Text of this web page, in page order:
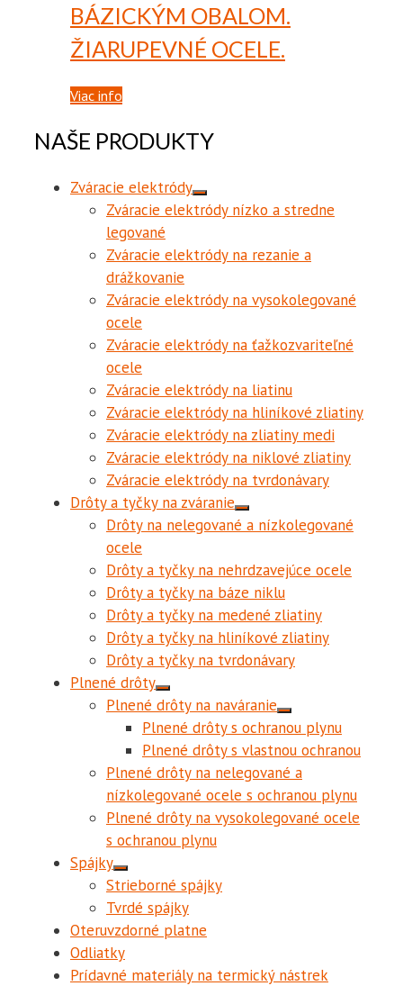
BÁZICKÝM OBALOM.
ŽIARUPEVNÉ OCELE.
Viac info
NAŠE PRODUKTY
Zváracie elektródy
Zváracie elektródy nízko a stredne
legované
Zváracie elektródy na rezanie a
drážkovanie
Zváracie elektródy na vysokolegované
ocele
Zváracie elektródy na ťažkozvariteľné
ocele
Zváracie elektródy na liatinu
Zváracie elektródy na hliníkové zliatiny
Zváracie elektródy na zliatiny medi
Zváracie elektródy na niklové zliatiny
Zváracie elektródy na tvrdonávary
Drôty a tyčky na zváranie
Drôty na nelegované a nízkolegované
ocele
Drôty a tyčky na nehrdzavejúce ocele
Drôty a tyčky na báze niklu
Drôty a tyčky na medené zliatiny
Drôty a tyčky na hliníkové zliatiny
Drôty a tyčky na tvrdonávary
Plnené drôty
Plnené drôty na naváranie
Plnené drôty s ochranou plynu
Plnené drôty s vlastnou ochranou
Plnené drôty na nelegované a
nízkolegované ocele s ochranou plynu
Plnené drôty na vysokolegované ocele
s ochranou plynu
Spájky
Strieborné spájky
Tvrdé spájky
Oteruvzdorné platne
Odliatky
Prídavné materiály na termický nástrek